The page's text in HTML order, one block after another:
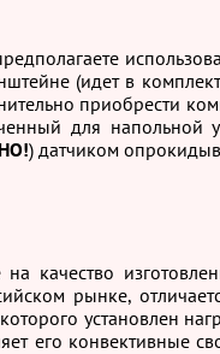
(идет в
приобрести
для напольной
) датчиком
качество
рынке,
установлен
его конвективные